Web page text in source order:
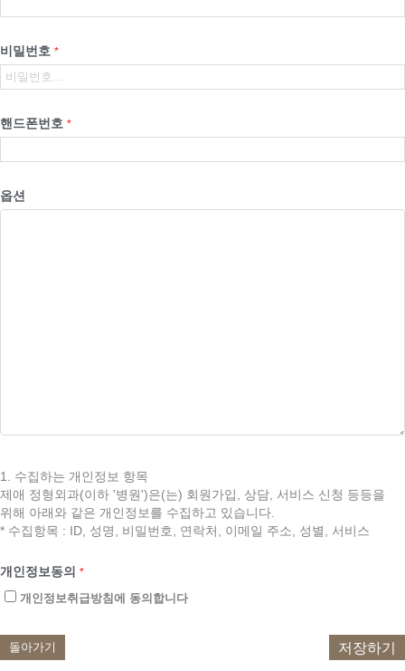
비밀번호 *
핸드폰번호 *
옵션
1. 수집하는 개인정보 항목
제애 정형외과(이하 '병원')은(는) 회원가입, 상담, 서비스 신청 등등을
위해 아래와 같은 개인정보를 수집하고 있습니다.
* 수집항목 : ID, 성명, 비밀번호, 연락처, 이메일 주소, 성별, 서비스
* 개인정보 수집방법 : 홈페이지, 서면 양식, 팩스, 전화, 행사, 게시판,
병원은 수집한 개인정보를 다음의 목적을 위해 활용합니다.
서비스 이용에 따른 본인확인, 개인 식별, 불량회원의 부정 이용 방지와
개인정보동의 *
개인정보취급방침에 동의합니다
돌아가기 저장하기